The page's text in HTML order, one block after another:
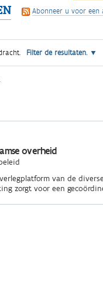
Abonneer u voor een
Filter de resultaten.
overheid
van de
zorgt voor een